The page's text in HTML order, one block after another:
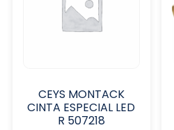
CEYS MONTACK
CINTA ESPECIAL LED
R 507218